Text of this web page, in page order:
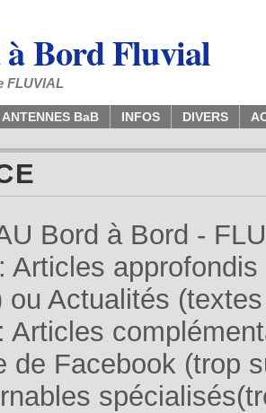
Bord Fluvial
FLUVIAL
ANTENNES BaB INFOS DIVERS
Bord à Bord -
Articles
ou Actualités
Articles
de Facebook (trop